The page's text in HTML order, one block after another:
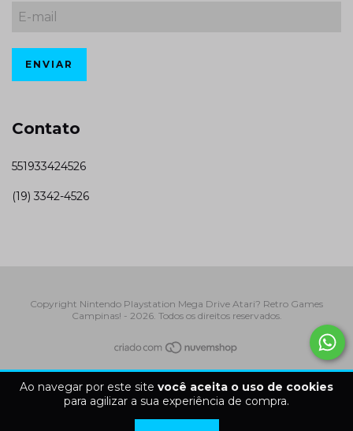
Ao navegar por este site você aceita o uso de cookies
para agilizar a sua experiência de compra.
Contato
551933424526
(19) 3342-4526
Copyright Nintendo Playstation Mega Drive Atari? Retro Games
Campinas! - 2026. Todos os direitos reservados.